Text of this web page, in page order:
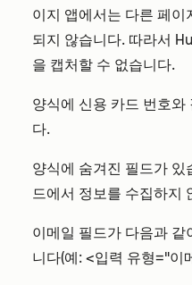
이지 앱에서는 다른 페이
되지 않습니다. 따라서
을 캡처할 수 없습니다.
양식에 신용 카드 번호와
다.
양식에 숨겨진 필드가 있
드에서 정보를 수집하지
이메일 필드가 다음과 같
니다(예: <입력 유형="이